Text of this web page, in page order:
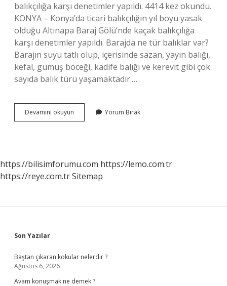
balıkçılığa karşı denetimler yapıldı. 4414 kez okundu.
KONYA – Konya’da ticari balıkçılığın yıl boyu yasak
olduğu Altınapa Baraj Gölü’nde kaçak balıkçılığa
karşı denetimler yapıldı. Barajda ne tür balıklar var?
Barajın suyu tatlı olup, içerisinde sazan, yayın balığı,
kefal, gümüş böceği, kadife balığı ve kerevit gibi çok
sayıda balık türü yaşamaktadır.…
Devamını okuyun Altınapa
Barajında
Yorum Bırak
https://bilisimforumu.com https://lemo.com.tr
https://reye.com.trSitemap
Sidebar
Son Yazılar
Baştan çıkaran kokular nelerdir ?
Ağustos 6, 2026
Avam konuşmak ne demek ?